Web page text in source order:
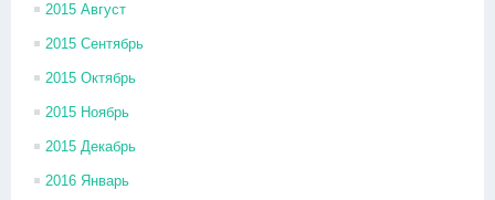
2015 Август
2015 Сентябрь
2015 Октябрь
2015 Ноябрь
2015 Декабрь
2016 Январь